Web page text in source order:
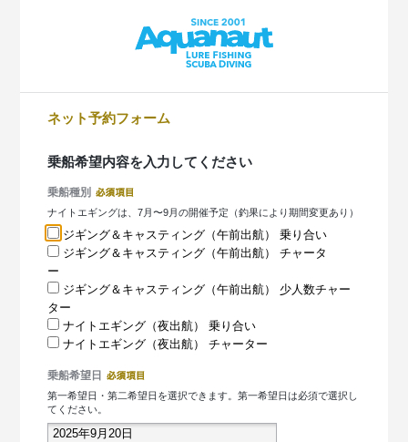
ネット予約フォーム
乗船希望内容を入力してください
乗船種別
ナイトエギングは、7月〜9月の開催予定（釣果により期間変更あり）
ジギング＆キャスティング（午前出航） 乗り合い
ジギング＆キャスティング（午前出航） チャータ
ー
ジギング＆キャスティング（午前出航） 少人数チャー
ター
ナイトエギング（夜出航） 乗り合い
ナイトエギング（夜出航） チャーター
乗船希望日
第一希望日・第二希望日を選択できます。第一希望日は必須で選択し
てください。